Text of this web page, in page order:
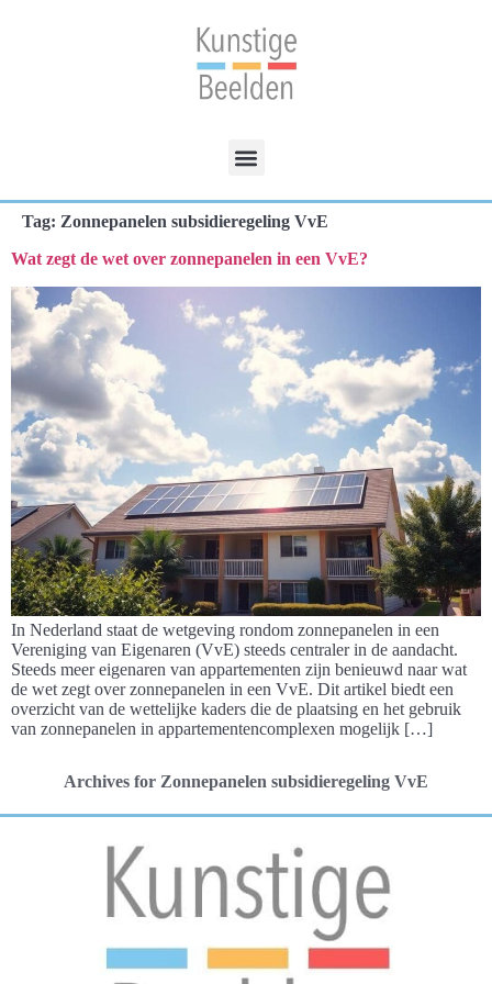
Tag: Zonnepanelen subsidieregeling VvE
Wat zegt de wet over zonnepanelen in een VvE?
In Nederland staat de wetgeving rondom zonnepanelen in een
Vereniging van Eigenaren (VvE) steeds centraler in de aandacht.
Steeds meer eigenaren van appartementen zijn benieuwd naar wat
de wet zegt over zonnepanelen in een VvE. Dit artikel biedt een
overzicht van de wettelijke kaders die de plaatsing en het gebruik
van zonnepanelen in appartementencomplexen mogelijk […]
Archives for Zonnepanelen subsidieregeling VvE